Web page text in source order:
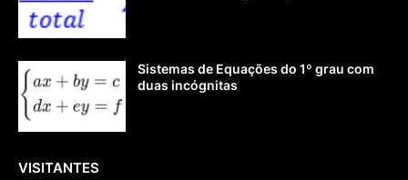
Sistemas de Equações do 1º grau com
duas incógnitas
VISITANTES